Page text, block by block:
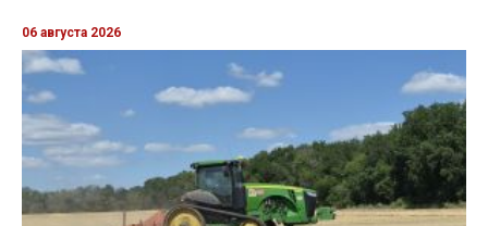
06 августа 2026